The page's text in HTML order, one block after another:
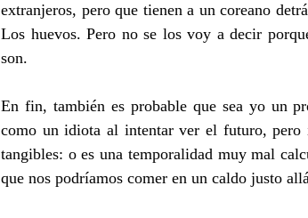
extranjeros, pero que tienen a un coreano
Los huevos. Pero no se los voy a decir
son.
En fin, también es probable que sea yo un
como un idiota al intentar ver el futuro, pero
tangibles: o es una temporalidad muy mal
que nos podríamos comer en un caldo justo